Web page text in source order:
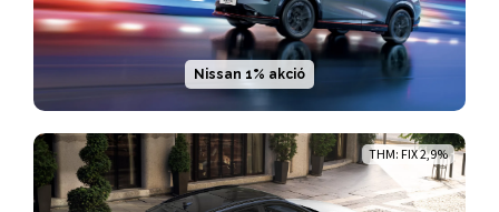
Nissan 1% akció
THM: FIX 2,9%